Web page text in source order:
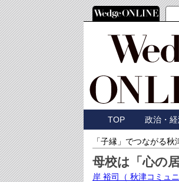
TOP 政治・
「子縁」でつながる
母校は「心の
岸 裕司 （ 秋津コミュ